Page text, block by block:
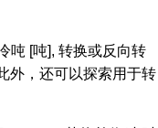
吨 [吨], 转换或反向转
外，还可以探索用于转